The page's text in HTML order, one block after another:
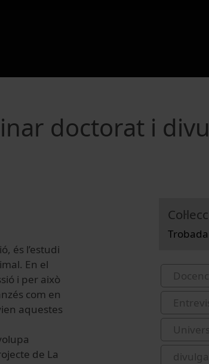
doctorat i
és l’estudi
En el
i per això
com en
aquestes
de La